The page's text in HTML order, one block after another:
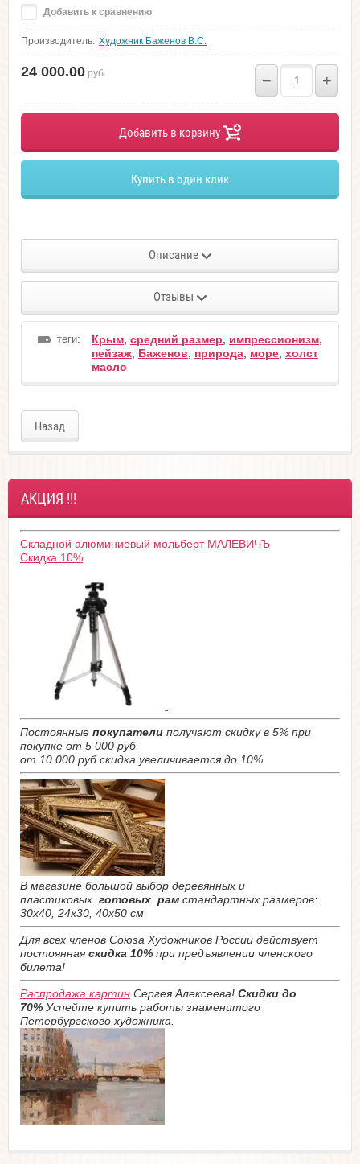
Добавить к сравнению
Производитель: Художник Баженов В.С.
24 000.00 руб. − +
Добавить в корзину
Купить в один клик
Описание
Отзывы
теги: Крым, средний размер, импрессионизм,
пейзаж, Баженов, природа, море, холст
масло
Назад
АКЦИЯ !!!
Складной алюминиевый мольберт МАЛЕВИЧЪ
Скидка 10%
Постоянные покупатели получают скидку в 5% при
покупке от 5 000 руб.
от 10 000 руб скидка увеличивается до 10%
В магазине большой выбор деревянных и
пластиковых готовых рам стандартных размеров:
30х40, 24х30, 40х50 см
Для всех членов Союза Художников России действует
постоянная скидка 10% при предъявлении членского
билета!
Распродажа картин Сергея Алексеева! Скидки до
70% Успейте купить работы знаменитого
Петербургского художника.